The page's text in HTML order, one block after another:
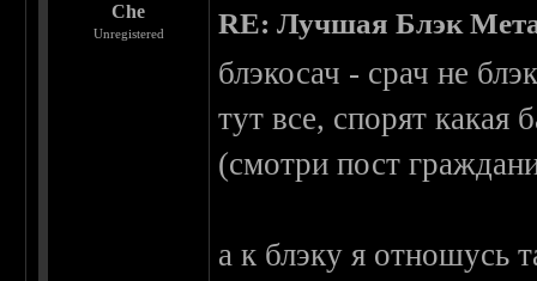
Che
Unregistered RE: Лучшая Блэк
блэкосач - срач не
тут все, спорят
(смотри пост
а к блэку я отношусь